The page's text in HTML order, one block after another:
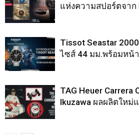
แห่งความสปอร์ตจาก
Tissot Seastar
ไซส์ 44 มม.พร้อมหน้
TAG Heuer Carrera
Ikuzawa ผลผลิตใหม่